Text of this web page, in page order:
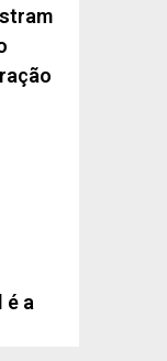
é a